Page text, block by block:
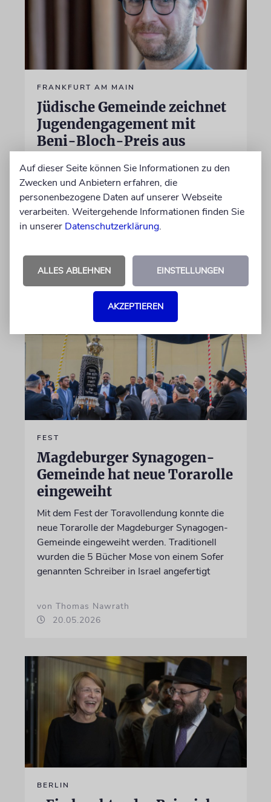
FRANKFURT AM MAIN
Jüdische Gemeinde zeichnet
Jugendengagement mit
Beni-Bloch-Preis aus
»Wir ehren unser langjähriges
Vorstandsmitglied Benjamin Bloch sel.A. und
erinnern damit an seinen Einsatz für die
jüdische Gemeinschaft«, sagt der
Vorstandvorsitzende der Gemeinde, Benjamin
01.06.2026
FEST
Magdeburger Synagogen-
Gemeinde hat neue Torarolle
eingeweiht
Mit dem Fest der Toravollendung konnte die
neue Torarolle der Magdeburger Synagogen-
Gemeinde eingeweiht werden. Traditionell
wurden die 5 Bücher Mose von einem Sofer
genannten Schreiber in Israel angefertigt
von Thomas Nawrath
20.05.2026
BERLIN
Auf dieser Seite können Sie Informationen zu den
Zwecken und Anbietern erfahren, die
personenbezogene Daten auf unserer Webseite
verarbeiten. Weitergehende Informationen finden Sie
in unserer Datenschutzerklärung.
ALLES ABLEHNEN EINSTELLUNGEN
AKZEPTIEREN